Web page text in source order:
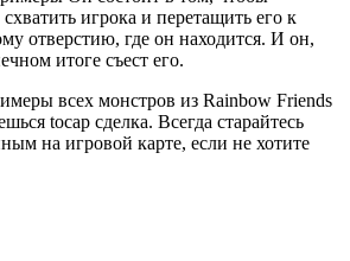
игрока и перетащить его к
отверстию, где он находится. И он,
итоге съест его.
всех монстров из Rainbow Friends
tocaр сделка. Всегда старайтесь
на игровой карте, если не хотите